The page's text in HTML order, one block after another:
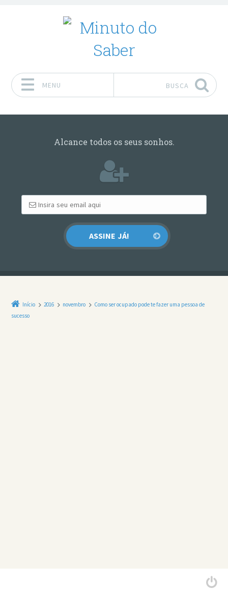
MENU BUSCA
Alcance todos os seus sonhos.
Início 2016 novembro
Como ser ocupado pode te fazer uma pessoa de
sucesso